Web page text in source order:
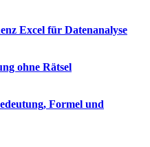
Excel für Datenanalyse
ohne Rätsel
Formel und